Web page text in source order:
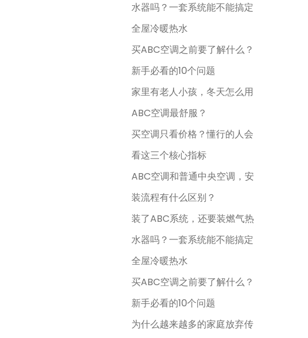
水器吗？一套系统能不能搞定
全屋冷暖热水
买ABC空调之前要了解什么？
新手必看的10个问题
家里有老人小孩，冬天怎么用
ABC空调最舒服？
买空调只看价格？懂行的人会
看这三个核心指标
ABC空调和普通中央空调，安
装流程有什么区别？
装了ABC系统，还要装燃气热
水器吗？一套系统能不能搞定
全屋冷暖热水
买ABC空调之前要了解什么？
新手必看的10个问题
为什么越来越多的家庭放弃传